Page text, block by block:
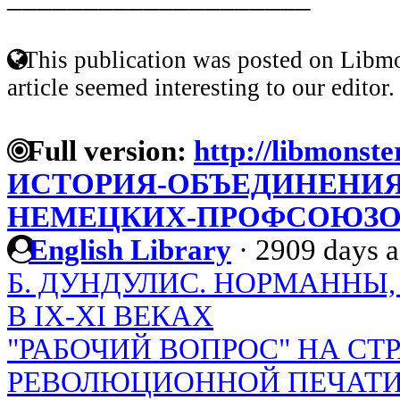
This publication was posted on
article seemed interesting to our editor.
Full version: http://
ИСТОРИЯ-
НЕМЕЦКИХ-
English Library · 2909 days
Б. ДУНДУЛИС.
В IX-XI ВЕКАХ
"РАБОЧИЙ ВОПРОС" НА
РЕВОЛЮЦИОННОЙ ПЕЧАТИ